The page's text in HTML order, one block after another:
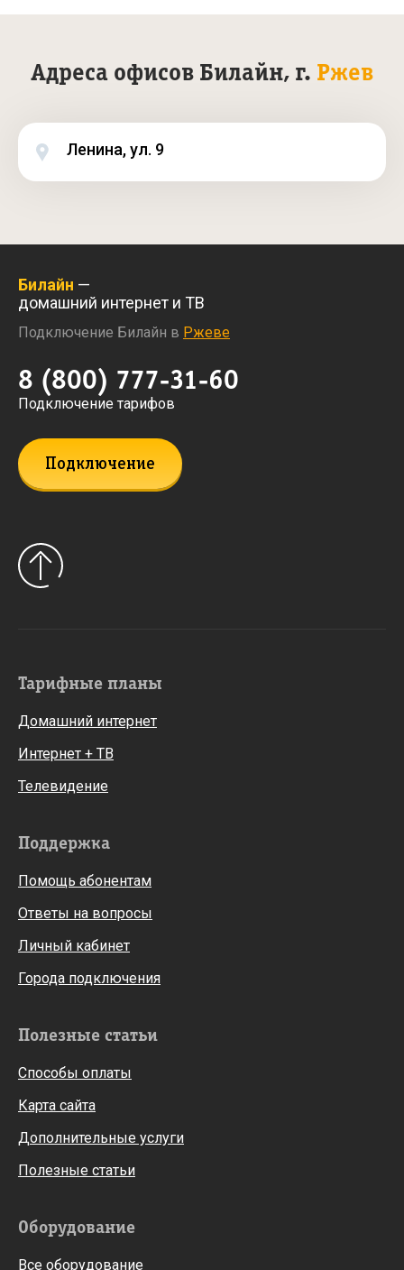
Адреса офисов Билайн, г. Ржев
Ленина, ул. 9
Билайн —
домашний интернет и ТВ
Подключение Билайн в Ржеве
8 (800) 777-31-60
Подключение тарифов
Подключение
Тарифные планы
Домашний интернет
Интернет + ТВ
Телевидение
Поддержка
Помощь абонентам
Ответы на вопросы
Личный кабинет
Города подключения
Полезные статьи
Способы оплаты
Карта сайта
Дополнительные услуги
Полезные статьи
Оборудование
Все оборудование